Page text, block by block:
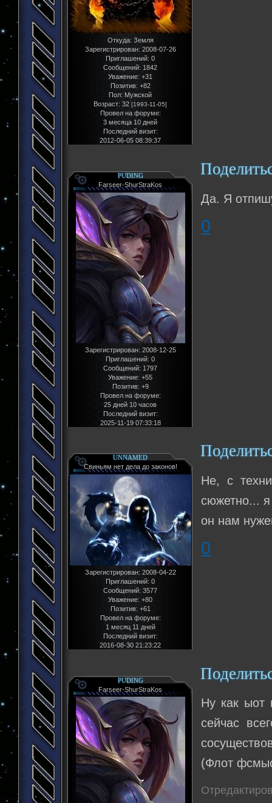
Откуда: Земля
Зарегистрирован: 2008-07-26
Приглашений: 0
Сообщений: 1842
Уважение: +31
Позитив: +82
Пол: Мужской
Возраст: 32 [1993-11-05]
Провел на форуме:
3 месяца 10 дней
Последний визит:
2012-06-05 08:39:37
PUDING
Farseer-ShurStraKos
Зарегистрирован: 2008-12-25
Приглашений: 0
Сообщений: 1797
Уважение: +55
Позитив: +9
Провел на форуме:
25 дней 10 часов
Последний визит:
2025-11-19 07:33:18
Да. Я
0
UNNAMED
Свиньям нет дела до законов!
Зарегистрирован: 2008-04-22
Приглашений: 0
Сообщений: 3577
Уважение: +80
Позитив: +61
Провел на форуме:
1 месяц 11 дней
Последний визит:
2016-08-30 21:23:22
Не, с
сюжетно... я
он нам
0
PUDING
Farseer-ShurStraKos
Ну как ыот
сейчас
(Флот